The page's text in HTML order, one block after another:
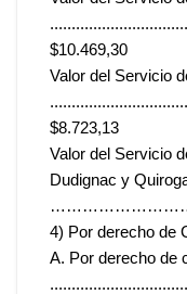
$10.469,30
Valor del Servicio
$8.723,13
Valor del Servicio
Dudignac y
4) Por derecho de
A. Por derecho de